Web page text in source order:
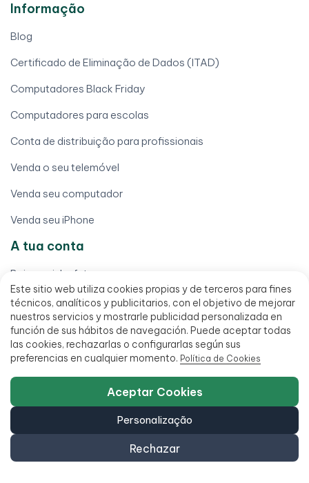
Este sitio web utiliza cookies propias y de terceros para fines
técnicos, analíticos y publicitarios, con el objetivo de mejorar
nuestros servicios y mostrarle publicidad personalizada en
función de sus hábitos de navegación. Puede aceptar todas
las cookies, rechazarlas o configurarlas según sus
preferencias en cualquier momento. Política de Cookies
Rechazar
Personalização
Aceptar Cookies
Informação
Blog
Certificado de Eliminação de Dados (ITAD)
Computadores Black Friday
Computadores para escolas
Conta de distribuição para profissionais
Venda o seu telemóvel
Venda seu computador
Venda seu iPhone
A tua conta
Baixar minha fatura
Direito de livre resolução
Localizar meu pedido
Meus pedidos
Minha conta
Processar uma garantia
Termos legais
Aviso legal